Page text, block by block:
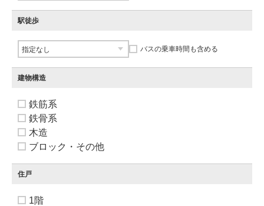
駅徒歩
バスの乗車時間も含める
建物構造
鉄筋系
鉄骨系
木造
ブロック・その他
住戸
1階